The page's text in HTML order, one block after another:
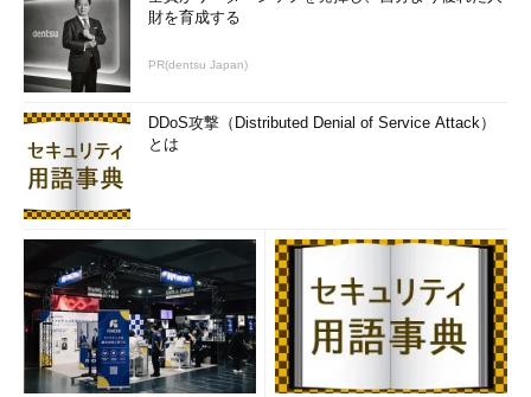
以下はエクスプローラでファイルの共有を実行したところであ
る。エクスプローラから直接共有先にファイルなどを送信でき
財を育成する
PR(dentsu Japan)
DDoS攻撃（Distributed Denial of Service Attack）
とは